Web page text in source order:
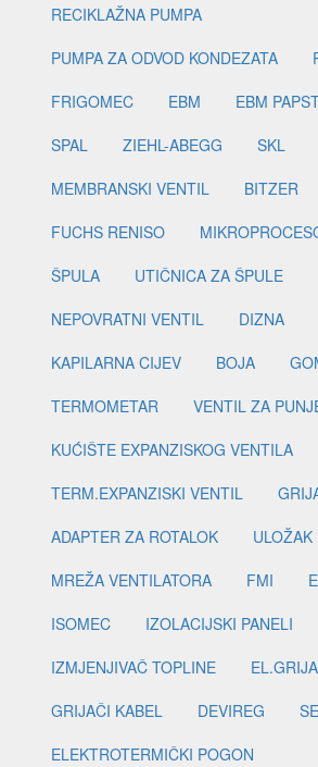
RECIKLAŽNA PUMPA
PUMPA ZA ODVOD KONDEZATA
FRIGOMEC
EBM EBM
SPAL
ZIEHL-ABEGG SKL
MEMBRANSKI VENTIL
BITZER
FUCHS RENISO
ŠPULA
UTIČNICA ZA ŠPULE
NEPOVRATNI VENTIL
DIZNA
KAPILARNA CIJEV
BOJA
TERMOMETAR
VENTIL ZA
KUĆIŠTE EXPANZISKOG VENTILA
TERM.EXPANZISKI VENTIL
ADAPTER ZA ROTALOK
ULOŽAK
MREŽA VENTILATORA
FMI
ISOMEC
IZOLACIJSKI PANELI
IZMJENJIVAČ TOPLINE
GRIJAČI KABEL
DEVIREG
ELEKTROTERMIČKI POGON